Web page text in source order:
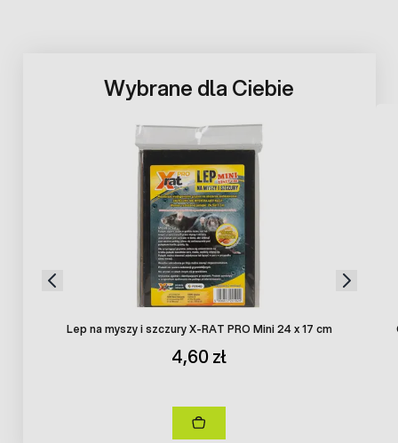
Wybrane dla Ciebie
Lep na myszy i szczury X-RAT PRO Mini 24 x 17 cm
4,60 zł